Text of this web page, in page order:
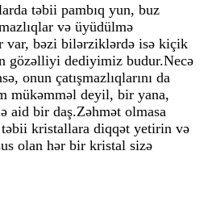
təbii pambıq yun, buz
və üyüdülmə
var, bəzi bilərziklərdə isə kiçik
gözəlliyi dediyimiz budur.Necə
onun çatışmazlıqlarını da
mükəmməl deyil, bir yana,
aid bir daş.Zəhmət olmasa
kristallara diqqət yetirin və
olan hər bir kristal sizə